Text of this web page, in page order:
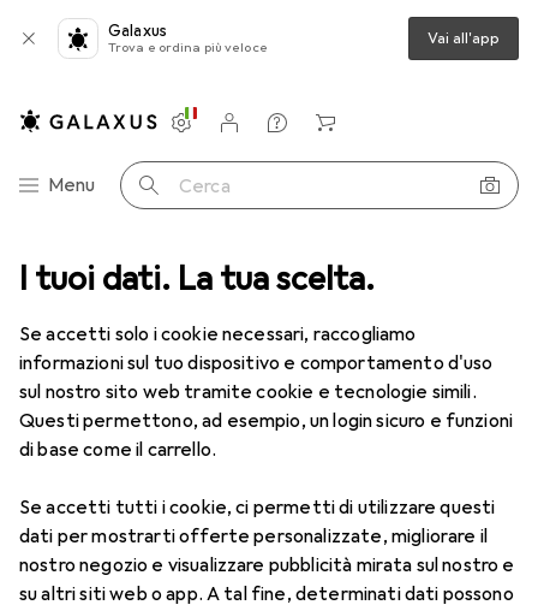
I tuoi dati. La tua scelta.
Se accetti solo i cookie necessari, raccogliamo
informazioni sul tuo dispositivo e comportamento d'uso
sul nostro sito web tramite cookie e tecnologie simili.
Questi permettono, ad esempio, un login sicuro e funzioni
di base come il carrello.
Se accetti tutti i cookie, ci permetti di utilizzare questi
dati per mostrarti offerte personalizzate, migliorare il
nostro negozio e visualizzare pubblicità mirata sul nostro e
su altri siti web o app. A tal fine, determinati dati possono
Galaxus
Trova e ordina più veloce Vai all'app
Categoria Navigazione
Menu Cerca
Impostazioni
Conto cliente
Liste di confronto
Liste dei desideri
Carrello
Tutte le categorie Ufficio + Cancelleria
Media
ScopriForum